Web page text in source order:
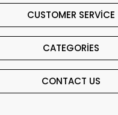
CUSTOMER SERVİCE
CATEGORİES
CONTACT US